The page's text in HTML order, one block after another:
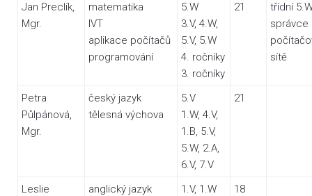
Jan Preclík,
Mgr.
matematika
IVT
aplikace počítačů
programování
5.W
3.V, 4.W,
5.V, 5.W
4. ročníky
3. ročníky
21
třídní
správce
sítě
Petra
Půlpánová,
Mgr.
český jazyk
tělesná výchova
5.V
1.W, 4.V,
1.B, 5.V,
5.W, 2.A,
6.V, 7.V
21
Leslie
anglický jazyk
1.V, 1.W
18